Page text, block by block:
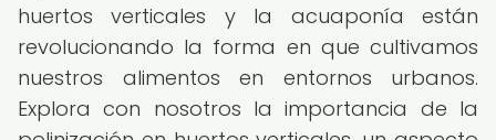
huertos verticales y la acuaponía están
revolucionando la forma en que cultivamos
nuestros alimentos en entornos urbanos.
Explora con nosotros la importancia de la